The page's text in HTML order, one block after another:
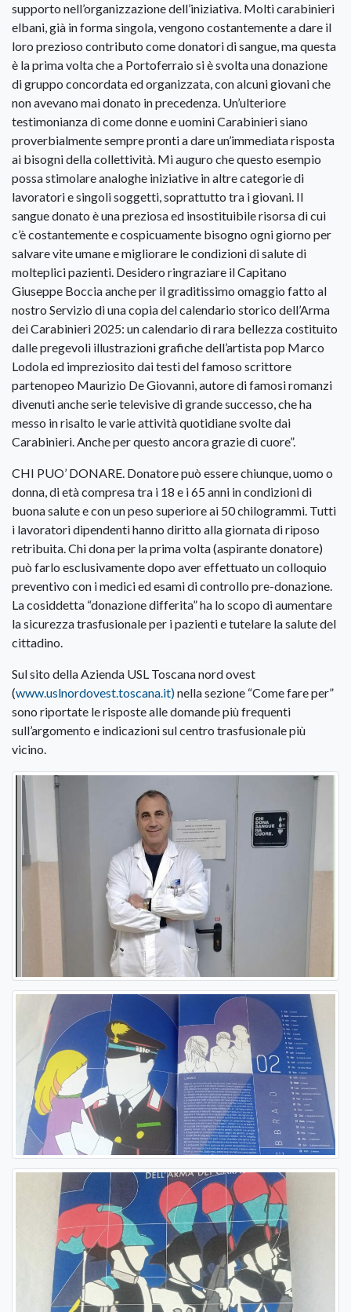
supporto nell’organizzazione dell’iniziativa. Molti carabinieri
elbani, già in forma singola, vengono costantemente a dare il
loro prezioso contributo come donatori di sangue, ma questa
è la prima volta che a Portoferraio si è svolta una donazione
di gruppo concordata ed organizzata, con alcuni giovani che
non avevano mai donato in precedenza. Un’ulteriore
testimonianza di come donne e uomini Carabinieri siano
proverbialmente sempre pronti a dare un’immediata risposta
ai bisogni della collettività. Mi auguro che questo esempio
possa stimolare analoghe iniziative in altre categorie di
lavoratori e singoli soggetti, soprattutto tra i giovani. Il
sangue donato è una preziosa ed insostituibile risorsa di cui
c’è costantemente e cospicuamente bisogno ogni giorno per
salvare vite umane e migliorare le condizioni di salute di
molteplici pazienti. Desidero ringraziare il Capitano
Giuseppe Boccia anche per il graditissimo omaggio fatto al
nostro Servizio di una copia del calendario storico dell’Arma
dei Carabinieri 2025: un calendario di rara bellezza costituito
dalle pregevoli illustrazioni grafiche dell’artista pop Marco
Lodola ed impreziosito dai testi del famoso scrittore
partenopeo Maurizio De Giovanni, autore di famosi romanzi
divenuti anche serie televisive di grande successo, che ha
messo in risalto le varie attività quotidiane svolte dai
Carabinieri. Anche per questo ancora grazie di cuore”.
CHI PUO’ DONARE. Donatore può essere chiunque, uomo o
donna, di età compresa tra i 18 e i 65 anni in condizioni di
buona salute e con un peso superiore ai 50 chilogrammi. Tutti
i lavoratori dipendenti hanno diritto alla giornata di riposo
retribuita. Chi dona per la prima volta (aspirante donatore)
può farlo esclusivamente dopo aver effettuato un colloquio
preventivo con i medici ed esami di controllo pre-donazione.
La cosiddetta “donazione differita” ha lo scopo di aumentare
la sicurezza trasfusionale per i pazienti e tutelare la salute del
cittadino.
Sul sito della Azienda USL Toscana nord ovest
(www.uslnordovest.toscana.it)nella sezione “Come fare per”
sono riportate le risposte alle domande più frequenti
sull’argomento e indicazioni sul centro trasfusionale più
vicino.